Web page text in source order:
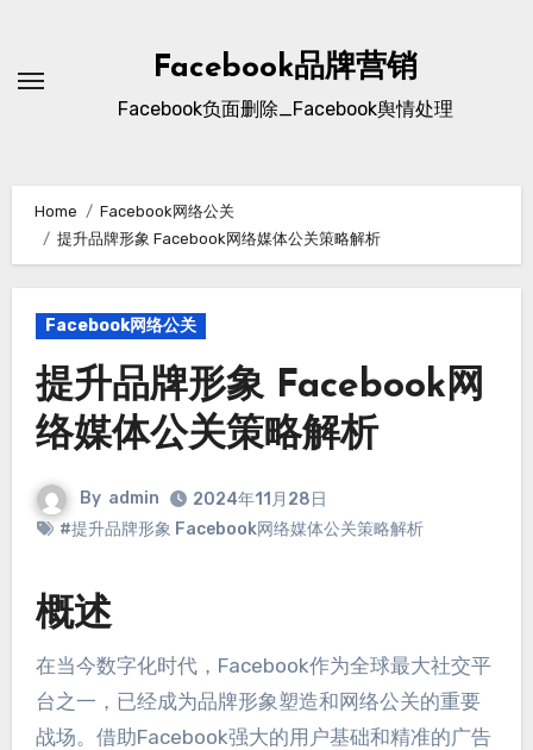
content
Facebook品牌营销
Facebook负面删除_Facebook舆情处理
Home
Facebook网络公关
提升品牌形象 Facebook网络媒体公关策略解析
Facebook网络公关
提升品牌形象 Facebook网
络媒体公关策略解析
By admin
2024年11月28日
#提升品牌形象 Facebook网络媒体公关策略解析
概述
在当今数字化时代，Facebook作为全球最大社交平
台之一，已经成为品牌形象塑造和网络公关的重要
战场。借助Facebook强大的用户基础和精准的广告